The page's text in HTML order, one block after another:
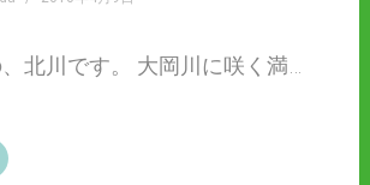
北川です。 大岡川に咲く満…